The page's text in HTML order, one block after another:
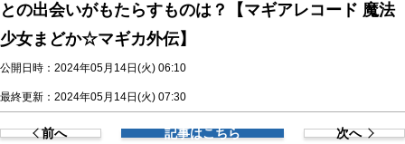
との出会いがもたらすものは？【マギアレコード 魔法
少女まどか☆マギカ外伝】
公開日時：2024年05月14日(火) 06:10
最終更新：2024年05月14日(火) 07:30
前へ 記事はこちら 次へ